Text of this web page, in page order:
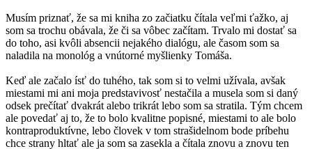
Musím priznať, že sa mi kniha zo začiatku čítala veľmi ťažko, aj
som sa trochu obávala, že či sa vôbec začítam. Trvalo mi dostať sa
do toho, asi kvôli absencii nejakého dialógu, ale časom som sa
naladila na monológ a vnútorné myšlienky Tomáša.
Keď ale začalo ísť do tuhého, tak som si to velmi užívala, avšak
miestami mi ani moja predstavivosť nestačila a musela som si daný
odsek prečítať dvakrát alebo trikrát lebo som sa stratila. Tým chcem
ale povedať aj to, že to bolo kvalitne popisné, miestami to ale bolo
kontraproduktívne, lebo človek v tom strašidelnom bode príbehu
chce strany hltať ale ja som sa zasekla a čítala znovu a znovu ten